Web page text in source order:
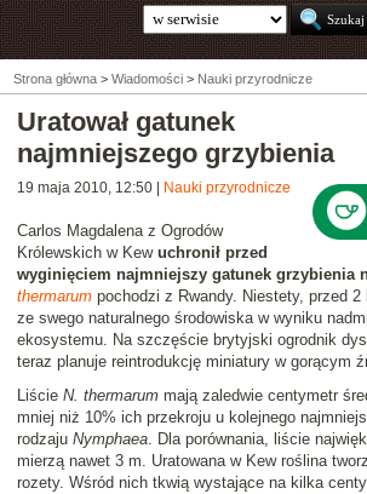
Strona główna > Wiadomości > Nauki przyrodnicze
Uratował gatunek
najmniejszego grzybienia
19 maja 2010, 12:50 Nauki przyrodnicze
Carlos Magdalena z Ogrodów
Królewskich w Kew uchronił przed
wyginięciem najmniejszy gatunek grzybienia
thermarum pochodzi z Rwandy. Niestety, przed 2
ze swego naturalnego środowiska w wyniku
ekosystemu. Na szczęście brytyjski ogrodnik
teraz planuje reintrodukcję miniatury w gorącym
Liście N. thermarum mają zaledwie centymetr
mniej niż 10% ich przekroju u kolejnego
rodzaju Nymphaea. Dla porównania, liście
mierzą nawet 3 m. Uratowana w Kew roślina
rozety. Wśród nich tkwią wystające na kilka